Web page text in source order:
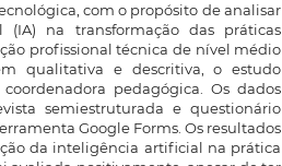
com o propósito de analisar
na transformação das práticas
profissional técnica de nível médio
qualitativa e descritiva, o estudo
pedagógica. Os dados
semiestruturada e questionário
Google Forms. Os resultados
da inteligência artificial na prática